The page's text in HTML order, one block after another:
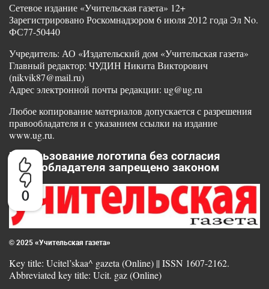
0
Сетевое издание «Учительская газета» 12+
Зарегистрировано Роскомнадзором 6 июля 2012 года Эл No.
ФС77-50440
Учредитель: АО «Издательский дом «Учительская газета»
Главный редактор: ЧУДИН Никита Викторович
(nikvik87@mail.ru)
Адрес электронной почты редакции: ug@ug.ru
Любое копирование материалов допускается с разрешения
правообладателя и с указанием ссылки на издание
www.ug.ru.
Использование логотипа без согласия
правообладателя запрещено законом
© 2025 «Учительская газета»
Key title: Ucitel’skaa^ gazeta (Online) || ISSN 1607-2162.
Abbreviated key title: Ucit. gaz (Online)